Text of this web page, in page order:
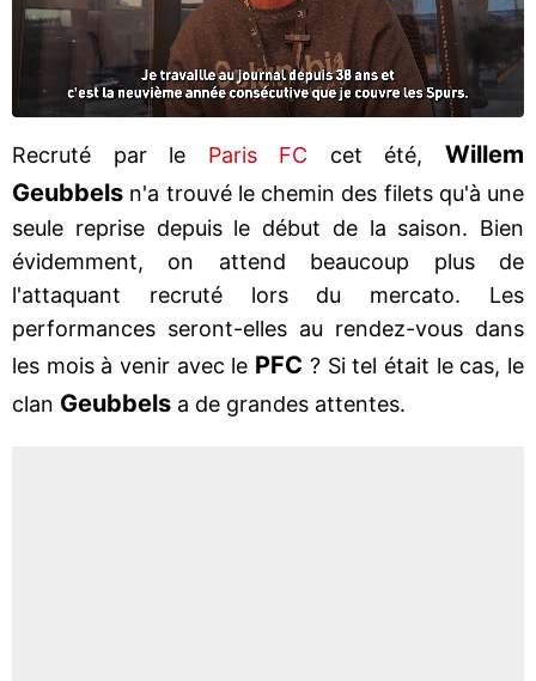
Recruté par le Paris FC cet été,Willem
Geubbels n'a trouvé le chemin des filets qu'à une
seule reprise depuis le début de la saison. Bien
évidemment, on attend beaucoup plus de
l'attaquant recruté lors du mercato. Les
performances seront-elles au rendez-vous dans
les mois à venir avec le PFC ? Si tel était le cas, le
clan Geubbels a de grandes attentes.